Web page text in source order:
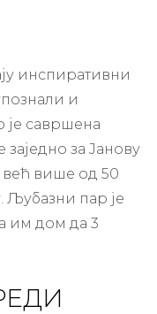
инспиративни
и
је савршена
за Јанову
већ више од 50
Љубазни пар је
им дом да 3